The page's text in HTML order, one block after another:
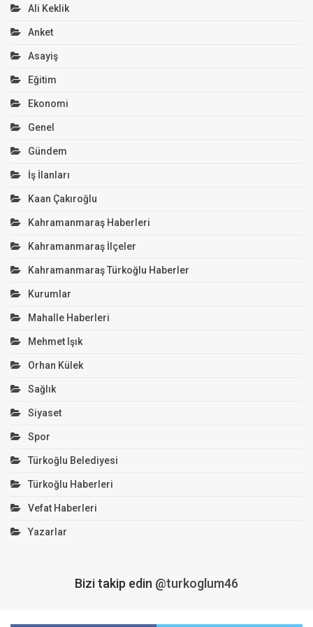
Ali Keklik
Anket
Asayiş
Eğitim
Ekonomi
Genel
Gündem
İş İlanları
Kaan Çakıroğlu
Kahramanmaraş Haberleri
Kahramanmaraş İlçeler
Kahramanmaraş Türkoğlu Haberler
Kurumlar
Mahalle Haberleri
Mehmet Işık
Orhan Külek
Sağlık
Siyaset
Spor
Türkoğlu Belediyesi
Türkoğlu Haberleri
Vefat Haberleri
Yazarlar
Bizi takip edin @turkoglum46